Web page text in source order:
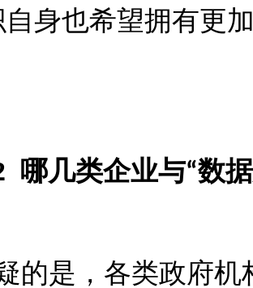
身也希望拥有更
哪几类企业与“数
的是，各类政府